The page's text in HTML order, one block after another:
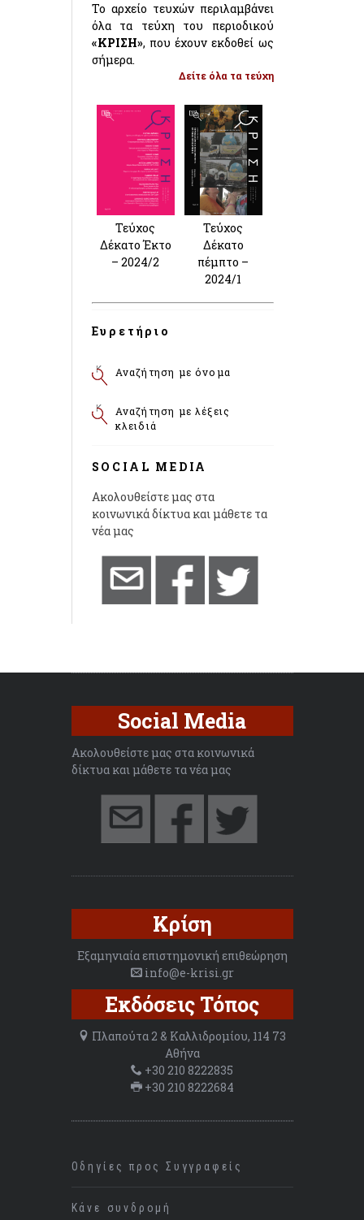
Το αρχείο τευχών περιλαμβάνει
όλα τα τεύχη του περιοδικού
«ΚΡΙΣΗ», που έχουν εκδοθεί ως
σήμερα.
Δείτε όλα τα τεύχη
Τεύχος
Δέκατο Έκτο
– 2024/2
Τεύχος
Δέκατο
πέμπτο –
2024/1
Ευρετήριο
Αναζήτηση με όνομα
Αναζήτηση με λέξεις
κλειδιά
SOCIAL MEDIA
Ακολουθείστε μας στα
κοινωνικά δίκτυα και μάθετε τα
νέα μας
Social Media
Ακολουθείστε μας στα κοινωνικά
δίκτυα και μάθετε τα νέα μας
Κρίση
Εξαμηνιαία επιστημονική επιθεώρηση
info@e-krisi.gr
Εκδόσεις Τόπος
Πλαπούτα 2 & Καλλιδρομίου, 114 73
Αθήνα
+30 210 8222835
+30 210 8222684
Οδηγίες προς Συγγραφείς
Κάνε συνδρομή